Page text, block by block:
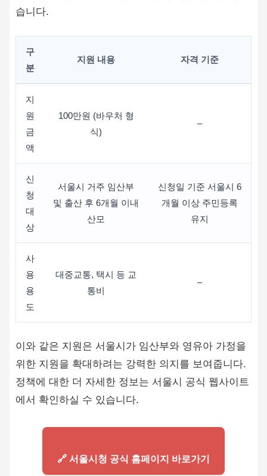
습니다.
구
분
지원 내용 자격 기준
지
원
금
액
100만원 (바우처 형
식)
–
신
청
대
상
서울시 거주 임산부
및 출산 후 6개월 이내
산모
신청일 기준 서울시 6
개월 이상 주민등록
유지
사
용
용
도
대중교통, 택시 등 교
통비
–
이와 같은 지원은 서울시가 임산부와 영유아 가정을
위한 지원을 확대하려는 강력한 의지를 보여줍니다.
정책에 대한 더 자세한 정보는 서울시 공식 웹사이트
에서 확인하실 수 있습니다.
🔗 서울시청 공식 홈페이지 바로가기